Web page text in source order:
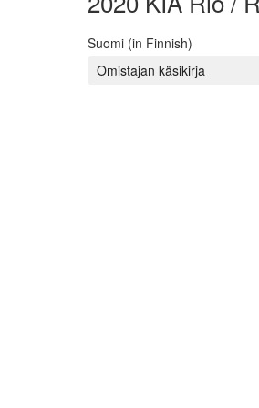
Suomi (in Finnish)
Omistajan käsikirja